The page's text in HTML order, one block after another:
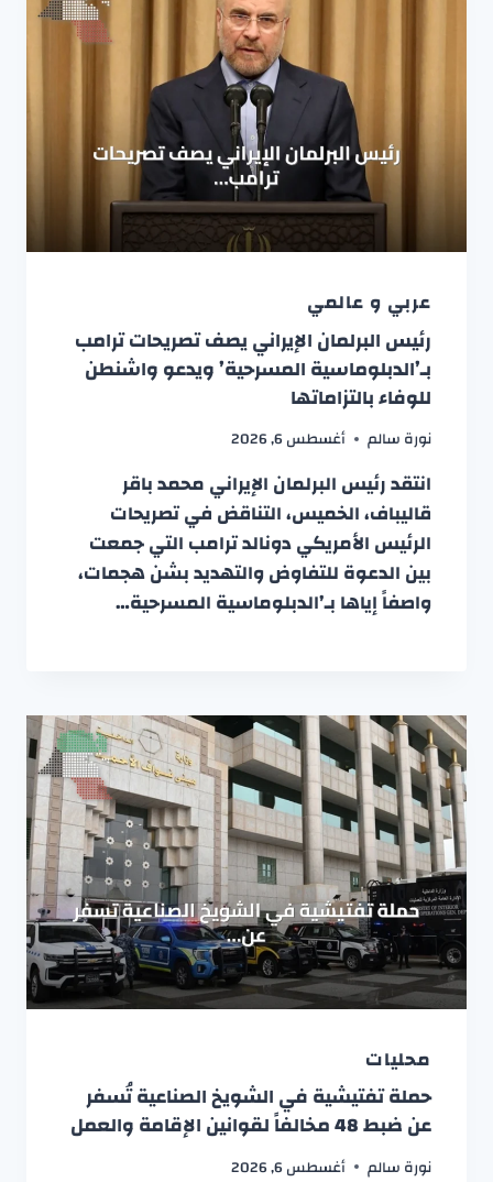
عربي و عالمي
رئيس البرلمان الإيراني يصف تصريحات ترامب
بـ’الدبلوماسية المسرحية’ ويدعو واشنطن
للوفاء بالتزاماتها
نورة سالم أغسطس 6, 2026
انتقد رئيس البرلمان الإيراني محمد باقر
قاليباف، الخميس، التناقض في تصريحات
الرئيس الأمريكي دونالد ترامب التي جمعت
بين الدعوة للتفاوض والتهديد بشن هجمات،
واصفاً إياها بـ’الدبلوماسية المسرحية…
محليات
حملة تفتيشية في الشويخ الصناعية تُسفر
عن ضبط 48 مخالفاً لقوانين الإقامة والعمل
نورة سالم أغسطس 6, 2026